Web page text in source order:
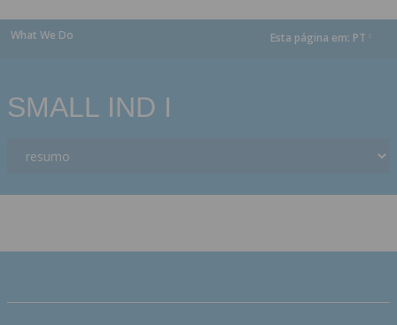
What We Do Esta página em: PT
SMALL IND I